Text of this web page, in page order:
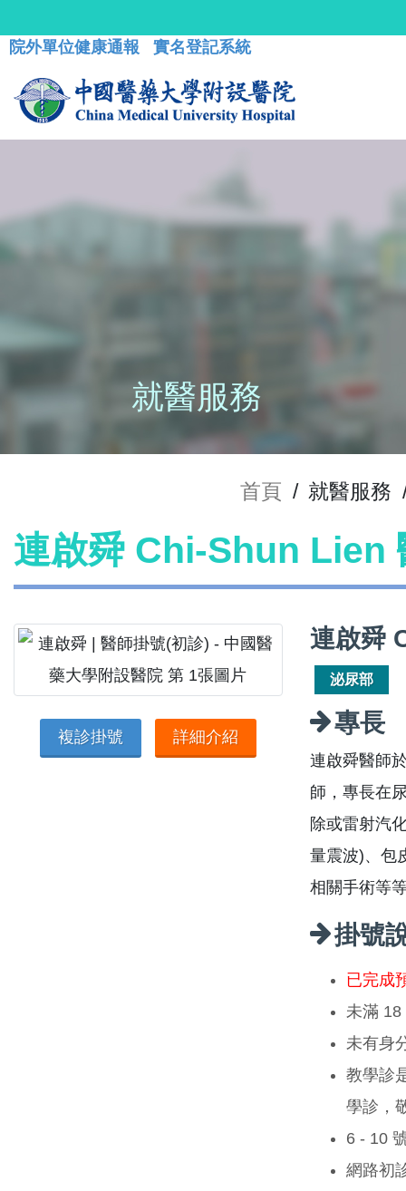
院外單位健康通報 實名登記系統
就醫服務
首頁 / 就醫服務
連啟舜 Chi-Shun Lien
複診掛號 詳細介紹
連啟舜
泌尿部
專長
連啟舜醫師
師，專長在
除或雷射汽
量震波)、包
相關手術等
掛號
已完成
未滿 18
未有身
教學診
學診，
6 - 10
網路初